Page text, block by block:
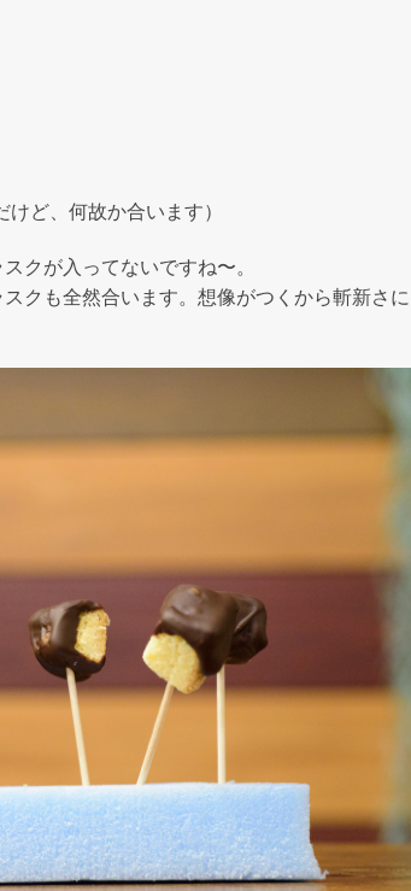
ど、何故か合います）
クが入ってないですね〜。
クも全然合います。想像がつくから斬新さに